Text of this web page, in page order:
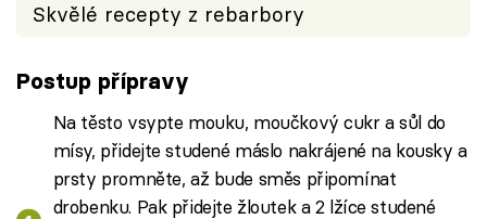
Skvělé recepty z rebarbory
Postup přípravy
Na těsto vsypte mouku, moučkový cukr a sůl do
mísy, přidejte studené máslo nakrájené na kousky a
prsty promněte, až bude směs připomínat
drobenku. Pak přidejte žloutek a 2 lžíce studené